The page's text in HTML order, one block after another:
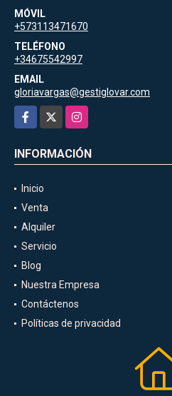
MÓVIL
+573113471670
TELÉFONO
+34675542997
EMAIL
gloriavargas@gestiglovar.com
Facebook
Instagram
INFORMACIÓN
Inicio
Venta
Alquiler
Servicio
Blog
Nuestra Empresa
Contáctenos
Políticas de privacidad